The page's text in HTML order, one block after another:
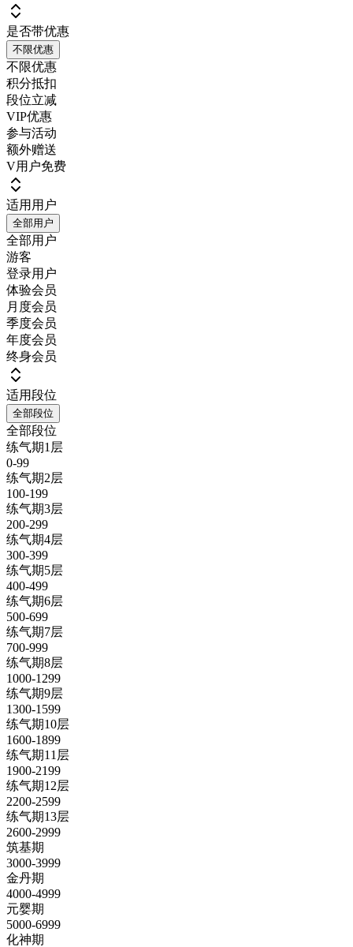
是否带优惠
不限优惠
不限优惠
积分抵扣
段位立减
VIP优惠
参与活动
额外赠送
V用户免费
适用用户
全部用户
全部用户
游客
登录用户
体验会员
月度会员
季度会员
年度会员
终身会员
适用段位
全部段位
全部段位
练气期1层
0-99
练气期2层
100-199
练气期3层
200-299
练气期4层
300-399
练气期5层
400-499
练气期6层
500-699
练气期7层
700-999
练气期8层
1000-1299
练气期9层
1300-1599
练气期10层
1600-1899
练气期11层
1900-2199
练气期12层
2200-2599
练气期13层
2600-2999
筑基期
3000-3999
金丹期
4000-4999
元婴期
5000-6999
化神期